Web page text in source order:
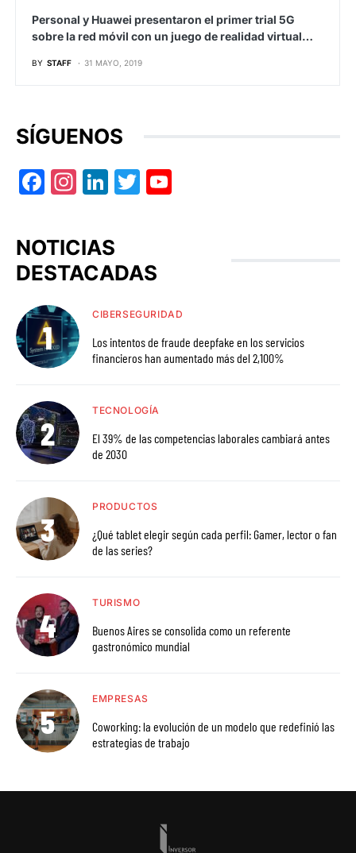
Personal y Huawei presentaron el primer trial 5G
sobre la red móvil con un juego de realidad virtual…
BY STAFF 31 MAYO, 2019
SÍGUENOS
Facebook
Instagram
LinkedIn
Twitter
NOTICIAS
DESTACADAS
CIBERSEGURIDAD
Los intentos de fraude deepfake en los servicios
financieros han aumentado más del 2,100%
TECNOLOGÍA
El 39% de las competencias laborales cambiará antes
de 2030
PRODUCTOS
¿Qué tablet elegir según cada perfil: Gamer, lector o fan
de las series?
TURISMO
Buenos Aires se consolida como un referente
gastronómico mundial
EMPRESAS
Coworking: la evolución de un modelo que redefinió las
estrategias de trabajo